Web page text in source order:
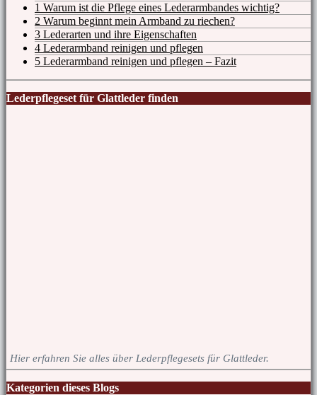
1 Warum ist die Pflege eines Lederarmbandes wichtig?
2 Warum beginnt mein Armband zu riechen?
3 Lederarten und ihre Eigenschaften
4 Lederarmband reinigen und pflegen
5 Lederarmband reinigen und pflegen – Fazit
Lederpflegeset für Glattleder finden
Hier erfahren Sie alles über Lederpflegesets für Glattleder.
Kategorien dieses Blogs